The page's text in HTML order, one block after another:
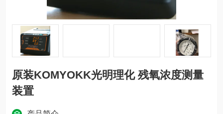
原装KOMYOKK光明理化 残氧浓度测量
装置